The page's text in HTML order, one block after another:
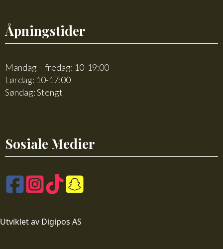
Åpningstider
Mandag – fredag: 10-19:00
Lørdag: 10-17:00
Søndag: Stengt
Sosiale Medier
Utviklet av Digipos AS